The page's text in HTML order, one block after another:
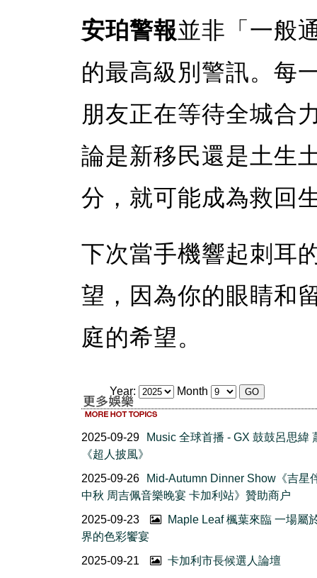
安珀警報並非「一般
的最高級別警訊。每
朋友正在等待全城合
論是新移民還是土生
分，就可能成為救回
下次當手機響起刺耳
望，因為你的眼睛和
庭的希望。
Year: Month
2025-09-29
Music 全球首播 - GX 鼓鼓呂思緯
《超人披風》
2025-09-26
Mid-Autumn Dinner Show《吉星
中秋 周吉佩音樂晚宴 卡加利站》贊助商户
2025-09-23
Maple Leaf 楓葉來臨 一場屬
界的色彩饗宴
2025-09-21
卡加利市長候選人論壇